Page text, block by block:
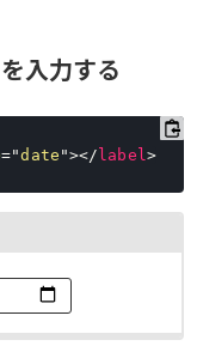
入力する
="date "></label >